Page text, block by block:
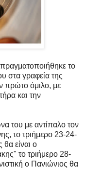
το
στα γραφεία της
όμιλο, με
και την
του με αντίπαλο τον
το τριήμερο 23-24-
είναι ο
το τριήμερο 28-
ο Πανιώνιος θα